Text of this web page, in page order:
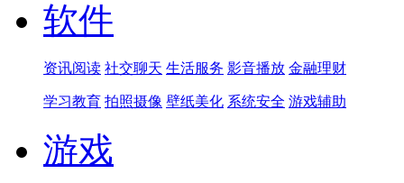
软件
资讯阅读 社交聊天 生活服务 影音播放 金融理财
学习教育 拍照摄像 壁纸美化 系统安全 游戏辅助
游戏